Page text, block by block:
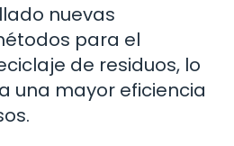
nuevas
para el
de residuos, lo
una mayor eficiencia